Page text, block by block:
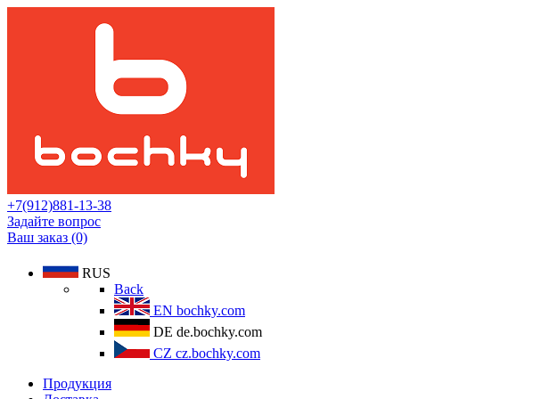
+7(912)881-13-38
Задайте вопрос
Ваш заказ (0)
RUS
Back
EN bochky.com
DE de.bochky.com
CZ cz.bochky.com
Продукция